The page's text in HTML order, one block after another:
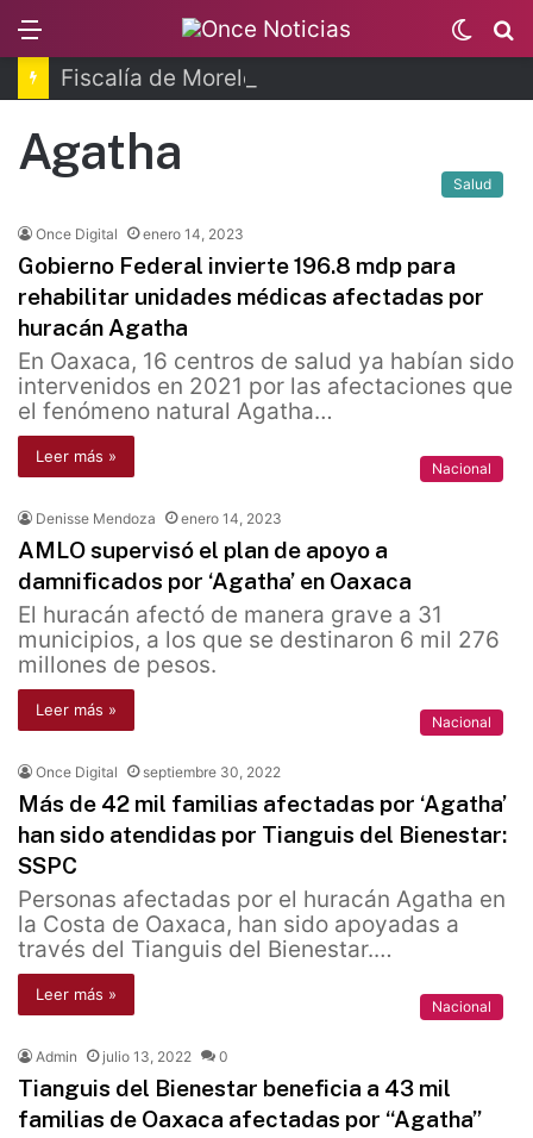
Switch
skin
Agatha
Salud
Once Digital enero 14, 2023
Gobierno Federal invierte 196.8 mdp para
rehabilitar unidades médicas afectadas por
huracán Agatha
En Oaxaca, 16 centros de salud ya habían sido
intervenidos en 2021 por las afectaciones que
el fenómeno natural Agatha…
Leer más »
Nacional
Denisse Mendoza enero 14, 2023
AMLO supervisó el plan de apoyo a
damnificados por ‘Agatha’ en Oaxaca
El huracán afectó de manera grave a 31
municipios, a los que se destinaron 6 mil 276
millones de pesos.
Leer más »
Nacional
Once Digital septiembre 30, 2022
Más de 42 mil familias afectadas por ‘Agatha’
han sido atendidas por Tianguis del Bienestar:
SSPC
Personas afectadas por el huracán Agatha en
la Costa de Oaxaca, han sido apoyadas a
través del Tianguis del Bienestar.…
Leer más »
Nacional
Admin julio 13, 2022 0
Tianguis del Bienestar beneficia a 43 mil
familias de Oaxaca afectadas por “Agatha”